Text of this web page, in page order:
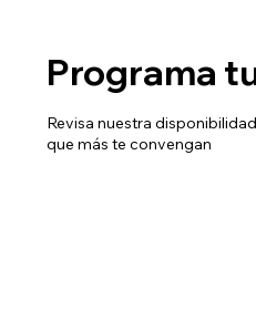
Programa
Revisa nuestra
que más te convengan